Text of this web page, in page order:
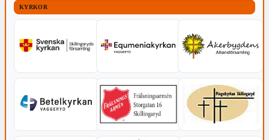
KYRKOR